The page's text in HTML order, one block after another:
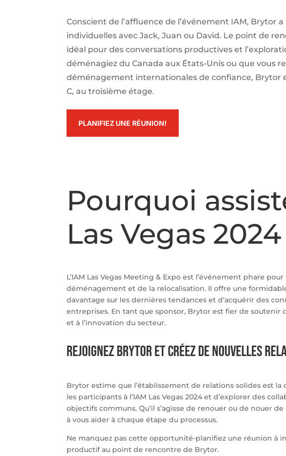
Conscient de l’affluence de l’événement IAM, Brytor
individuelles avec Jack, Juan ou David. Le point de
idéal pour des conversations productives et
déménagiez du Canada aux États-Unis ou que vous
déménagement internationales de confiance, Brytor
C, au troisième étage.
PLANIFIEZ UNE RÉUNION!
Pourquoi
Las Vegas 2024
L’IAM Las Vegas Meeting & Expo est l’événement phare
déménagement et de la relocalisation. Il offre une
davantage sur les dernières tendances et d’acquérir des
entreprises. En tant que sponsor, Brytor est fier de
et à l’innovation du secteur.
Rejoignez Brytor et créez de nouvelles
Brytor estime que l’établissement de relations solides est la
les participants à l’IAM Las Vegas 2024 et d’explorer des
objectifs communs. Qu’il s’agisse de renouer ou de nouer
à vous aider à chaque étape du processus.
Ne manquez pas cette opportunité-planifiez une réunion à
productif au point de rencontre de Brytor.